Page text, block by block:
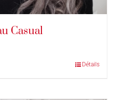
Casual
Détails